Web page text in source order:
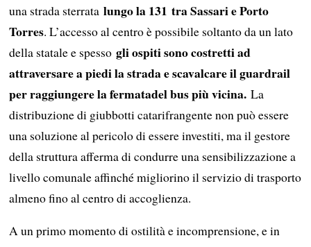
una strada sterrata lungo la 131 tra Sassari e Porto
Torres. L’accesso al centro è possibile soltanto da un lato
della statale e spesso gli ospiti sono costretti ad
attraversare a piedi la strada e scavalcare il guardrail
per raggiungere la fermatadel bus più vicina. La
distribuzione di giubbotti catarifrangente non può essere
una soluzione al pericolo di essere investiti, ma il gestore
della struttura afferma di condurre una sensibilizzazione a
livello comunale affinché migliorino il servizio di trasporto
almeno fino al centro di accoglienza.
A un primo momento di ostilità e incomprensione, e in